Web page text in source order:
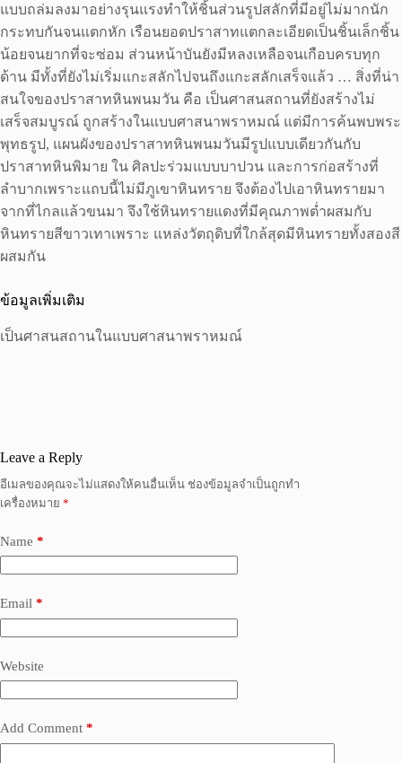
แบบถล่มลงมาอย่างรุนแรงทำให้ชิ้นส่วนรูปสลักที่มีอยู่ไม่มากนัก
กระทบกันจนแตกหัก เรือนยอดปราสาทแตกละเอียดเป็นชิ้นเล็กชิ้น
น้อยจนยากที่จะซ่อม ส่วนหน้าบันยังมีหลงเหลือจนเกือบครบทุก
ด้าน มีทั้งที่ยังไม่เริ่มแกะสลักไปจนถึงแกะสลักเสร็จแล้ว … สิ่งที่น่า
สนใจของปราสาทหินพนมวัน คือ เป็นศาสนสถานที่ยังสร้างไม่
เสร็จสมบูรณ์ ถูกสร้างในแบบศาสนาพราหมณ์ แต่มีการค้นพบพระ
พุทธรูป, แผนผังของปราสาทหินพนมวันมีรูปแบบเดียวกันกับ
ปราสาทหินพิมาย ใน ศิลปะร่วมแบบบาปวน และการก่อสร้างที่
ลำบากเพราะแถบนี้ไม่มีภูเขาหินทราย จึงต้องไปเอาหินทรายมา
จากที่ไกลแล้วขนมา จึงใช้หินทรายแดงที่มีคุณภาพต่ำผสมกับ
หินทรายสีขาวเทาเพราะ แหล่งวัตถุดิบที่ใกล้สุดมีหินทรายทั้งสองสี
ผสมกัน
ข้อมูลเพิ่มเติม
เป็นศาสนสถานในแบบศาสนาพราหมณ์
Leave a Reply
อีเมลของคุณจะไม่แสดงให้คนอื่นเห็น ช่องข้อมูลจำเป็นถูกทำ
เครื่องหมาย *
Name *
Email *
Website
Add Comment *